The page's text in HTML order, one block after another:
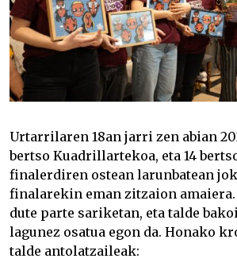
Urtarrilaren 18an jarri zen abian
bertso Kuadrillartekoa, eta 14
finalerdiren ostean larunbatean
finalarekin eman zitzaion amaiera.
dute parte sariketan, eta talde
lagunez osatua egon da. Honako
talde antolatzaileak: